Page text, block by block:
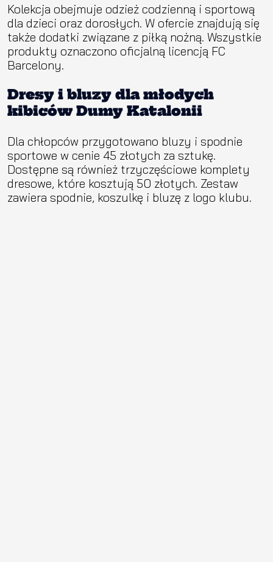
Kolekcja obejmuje odzież codzienną i sportową
dla dzieci oraz dorosłych. W ofercie znajdują się
także dodatki związane z piłką nożną. Wszystkie
produkty oznaczono oficjalną licencją FC
Barcelony.
Dresy i bluzy dla młodych
kibiców Dumy Katalonii
Dla chłopców przygotowano bluzy i spodnie
sportowe w cenie 45 złotych za sztukę.
Dostępne są również trzyczęściowe komplety
dresowe, które kosztują 50 złotych. Zestaw
zawiera spodnie, koszulkę i bluzę z logo klubu.